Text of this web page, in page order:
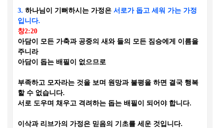
3. 하나님이 기뻐하시는 가정은 서로가 돕고 세워 가는 가정
입니다.
창2:20
아담이 모든 가축과 공중의 새와 들의 모든 짐승에게 이름을
주니라
아담이 돕는 배필이 없으므로
부족하고 모자라는 것을 보며 원망과 불평을 하면 결국 행복
할 수 없습니다.
서로 도우며 채우고 격려하는 돕는 배필이 되어야 합니다.
이삭과 리브가의 가정은 믿음의 기초를 세운 것입니다.